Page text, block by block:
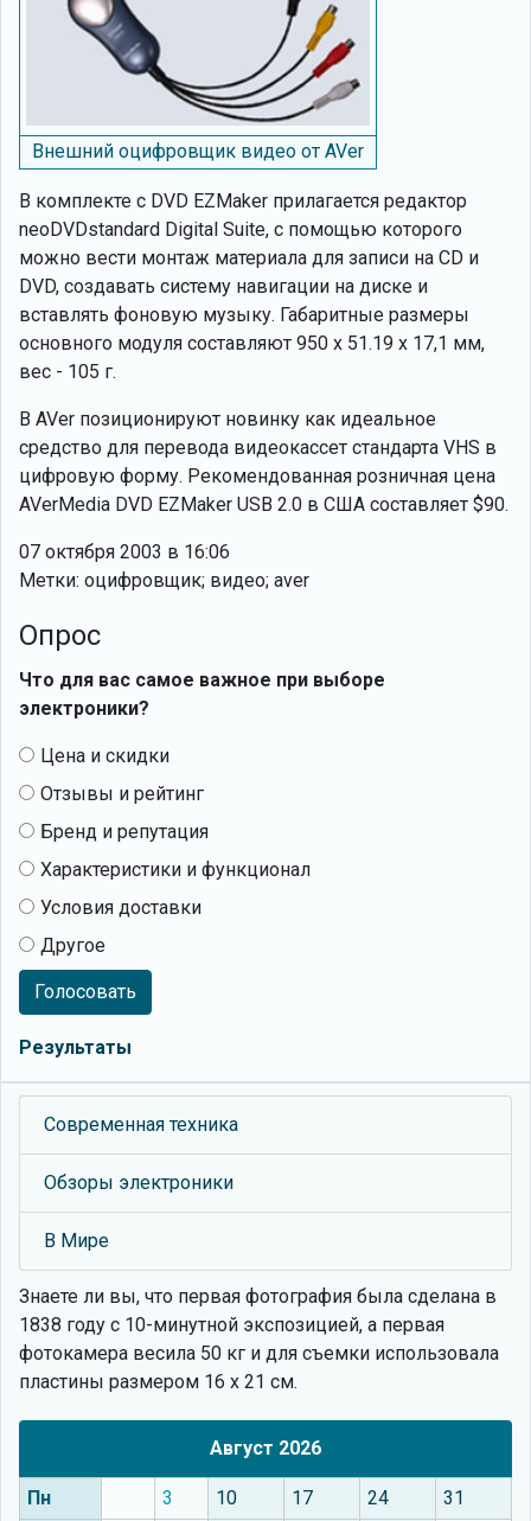
Внешний оцифровщик видео от AVer
В комплекте с DVD EZMaker прилагается редактор
neoDVDstandard Digital Suite, с помощью которого
можно вести монтаж материала для записи на CD и
DVD, создавать систему навигации на диске и
вставлять фоновую музыку. Габаритные размеры
основного модуля составляют 950 х 51.19 х 17,1 мм,
вес - 105 г.
В AVer позиционируют новинку как идеальное
средство для перевода видеокассет стандарта VHS в
цифровую форму. Рекомендованная розничная цена
AVerMedia DVD EZMaker USB 2.0 в США составляет $90.
07 октября 2003 в 16:06
Метки: оцифровщик; видео; aver
Опрос
Что для вас самое важное при выборе
электроники?
Цена и скидки
Отзывы и рейтинг
Бренд и репутация
Характеристики и функционал
Условия доставки
Другое
Голосовать
Результаты
Современная техника
Обзоры электроники
В Мире
Знаете ли вы, что первая фотография была сделана в
1838 году с 10-минутной экспозицией, а первая
фотокамера весила 50 кг и для съемки использовала
пластины размером 16 х 21 см.
Август 2026
Пн 3 10 17 24 31